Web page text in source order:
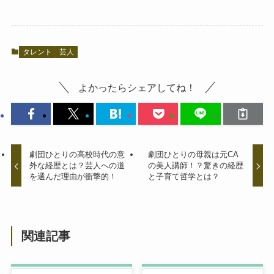
タレント 芸人
よかったらシェアしてね！
劇団ひとりの高校時代の意
外な経歴とは？芸人への道
を選んだ理由が衝撃的！
劇団ひとりの母親は元CA
の美人講師！？驚きの経歴
と子育て哲学とは？
関連記事